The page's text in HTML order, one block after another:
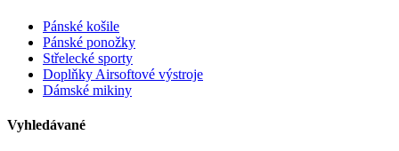
Pánské košile
Pánské ponožky
Střelecké sporty
Doplňky Airsoftové výstroje
Dámské mikiny
Vyhledávané